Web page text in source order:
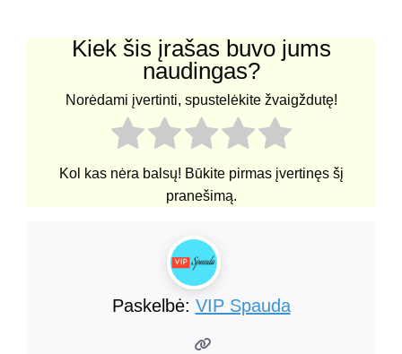
Kiek šis įrašas buvo jums
naudingas?
Norėdami įvertinti, spustelėkite žvaigždutę!
Kol kas nėra balsų! Būkite pirmas įvertinęs šį
pranešimą.
Paskelbė: VIP Spauda